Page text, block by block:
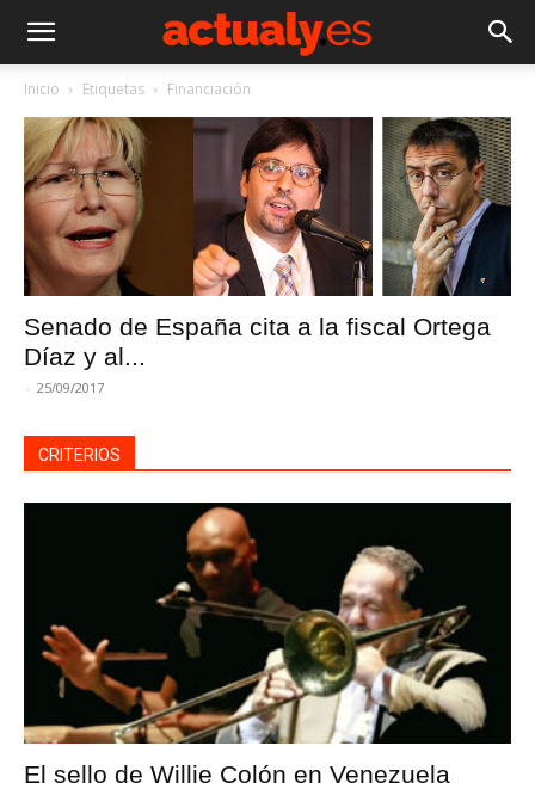
Inicio Etiquetas Financiación
Senado de España cita a la fiscal Ortega
Díaz y al...
- 25/09/2017
CRITERIOS
El sello de Willie Colón en Venezuela